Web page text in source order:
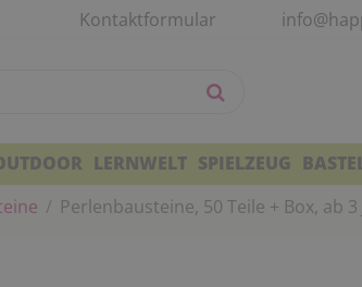
Kontaktformular
LERNWELT SPIELZEUG
Perlenbausteine, 50 Teile + Box, ab 3